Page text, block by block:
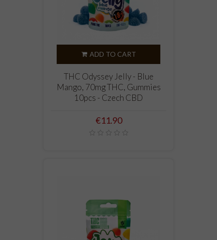
ADD TO CART
THC Odyssey Jelly - Blue
Mango, 70mg THC, Gummies
10pcs - Czech CBD
Price
€11.90